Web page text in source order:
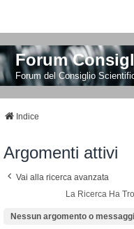
Forum
Forum del Consiglio
Indice
Argomenti attivi
Vai alla ricerca avanzata
La Ricerca Ha
Nessun argomento o